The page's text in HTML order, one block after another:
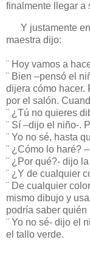
finalmente llegar a
Y justamente
maestra dijo:
¨ Hoy vamos a
¨ Bien –pensó el
dijera cómo hacer.
por el salón.
¨ ¿Tú no quieres
¨ Sí –dijo el niño-.
¨ Yo no sé, hasta
¨ ¿Cómo lo haré?
¨ ¿Por qué?- dijo
¨ ¿Y de cualquier
¨ De cualquier
mismo dibujo y
podría saber
¨ Yo no sé- dijo el
el tallo verde.